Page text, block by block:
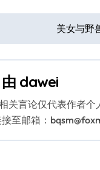
美女与野
由 dawei
关言论仅代表作者个
至邮箱：